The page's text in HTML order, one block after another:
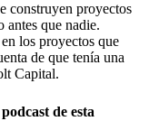
construyen proyectos
antes que nadie.
los proyectos que
de que tenía una
Capital.
de esta